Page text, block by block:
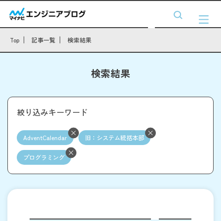
Top 記事一覧 検索結果
検索結果
絞り込みキーワード
AdventCalendar 旧：システム統括本部
プログラミング